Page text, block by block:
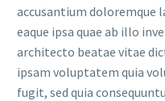
accusantium doloremque
eaque ipsa quae ab illo
architecto beatae vitae
ipsam voluptatem quia
fugit, sed quia